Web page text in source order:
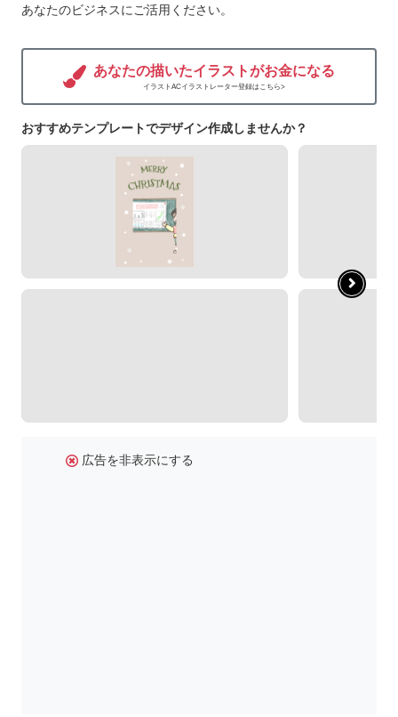
あなたのビジネスにご活用ください。
あなたの描いたイラストがお金になる
イラストACイラストレーター登録はこちら>
おすすめテンプレートでデザイン作成しませんか？
広告を非表示にする